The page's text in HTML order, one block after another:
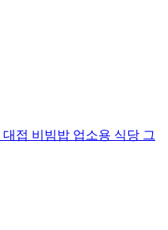
접 비빔밥 업소용 식당 그